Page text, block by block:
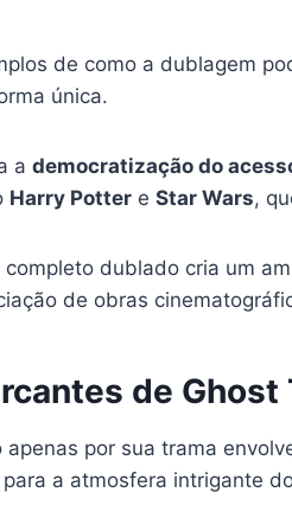
de como a dublagem
única.
a democratização do
Harry Potter e Star Wars,
dublado cria um
de obras
de Ghost
por sua trama
a atmosfera intrigante